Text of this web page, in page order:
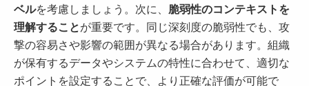
ベルを考慮しましょう。次に、 脆弱性のコンテキストを
理解することが重要です。同じ深刻度の脆弱性でも、攻
撃の容易さや影響の範囲が異なる場合があります。組織
が保有するデータやシステムの特性に合わせて、適切な
ポイントを設定することで、より正確な評価が可能で